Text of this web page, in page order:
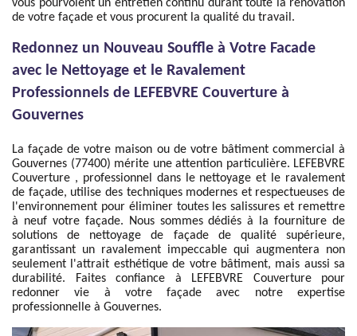
vous pourvoient un entretien continu durant toute la rénovation
de votre façade et vous procurent la qualité du travail.
Redonnez un Nouveau Souffle à Votre Facade
avec le Nettoyage et le Ravalement
Professionnels de LEFEBVRE Couverture à
Gouvernes
La façade de votre maison ou de votre bâtiment commercial à
Gouvernes (77400) mérite une attention particulière. LEFEBVRE
Couverture , professionnel dans le nettoyage et le ravalement
de façade, utilise des techniques modernes et respectueuses de
l'environnement pour éliminer toutes les salissures et remettre
à neuf votre façade. Nous sommes dédiés à la fourniture de
solutions de nettoyage de façade de qualité supérieure,
garantissant un ravalement impeccable qui augmentera non
seulement l'attrait esthétique de votre bâtiment, mais aussi sa
durabilité. Faites confiance à LEFEBVRE Couverture pour
redonner vie à votre façade avec notre expertise
professionnelle à Gouvernes.